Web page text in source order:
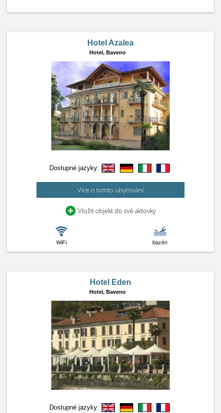
Hotel Azalea
Hotel, Baveno
Dostupné jazyky:
Více o tomto ubytování
Vložit objekt do své aktovky
WiFi bazén
Hotel Eden
Hotel, Baveno
Dostupné jazyky: